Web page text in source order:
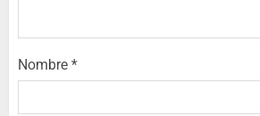
Nombre *